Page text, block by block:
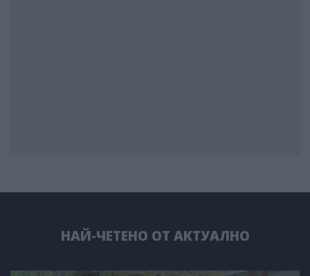
НАЙ-ЧЕТЕНО ОТ АКТУАЛНО